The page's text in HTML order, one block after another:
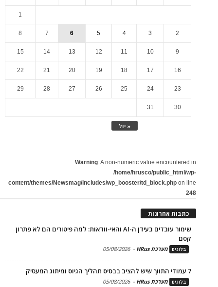
« יול
1
2
3
4
5
6
7
8
9
10
11
12
13
14
15
16
17
18
19
20
21
22
23
24
25
26
27
28
29
30
31
Warning: A non-numeric value encountered in
/home/hrusco/public_html/wp-
content/themes/Newsmag/includes/wp_booster/td_block.php on line
248
כתבות אחרונות
שימור עובדים בעידן ה-AI והאי-וודאות: למה פיטורים הם לא פתרון
קסם
בלוגים מערכת HRus -
05/08/2026
7 עמודי התווך שיש להציב בבסיס תהליך הגיוס ומיתוג המעסיק
בלוגים מערכת HRus -
05/08/2026